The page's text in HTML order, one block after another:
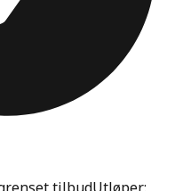
tilbudUtløper: